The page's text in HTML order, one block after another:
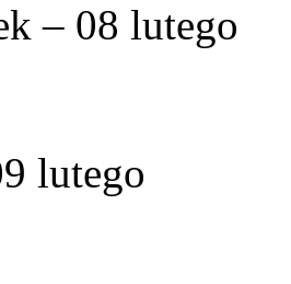
– 08 lutego
lutego